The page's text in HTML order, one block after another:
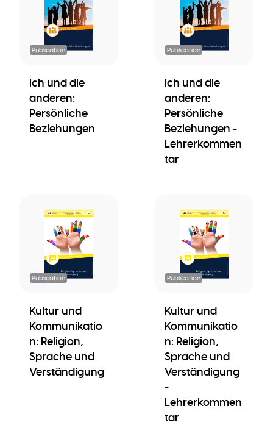
Publication
Ich und die
anderen:
Persönliche
Beziehungen
Publication
Ich und die
anderen:
Persönliche
Beziehungen -
Lehrerkommen
tar
Publication
Kultur und
Kommunikatio
n: Religion,
Sprache und
Verständigung
Publication
Kultur und
Kommunikatio
n: Religion,
Sprache und
Verständigung
-
Lehrerkommen
tar